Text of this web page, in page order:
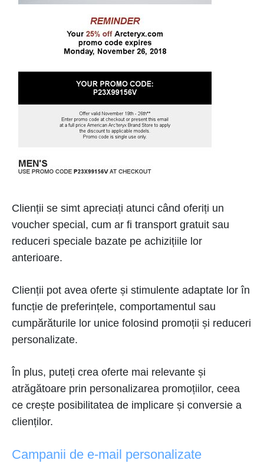
Clienții se simt apreciați atunci când oferiți un
voucher special, cum ar fi transport gratuit sau
reduceri speciale bazate pe achizițiile lor
anterioare.
Clienții pot avea oferte și stimulente adaptate lor în
funcție de preferințele, comportamentul sau
cumpărăturile lor unice folosind promoții și reduceri
personalizate.
În plus, puteți crea oferte mai relevante și
atrăgătoare prin personalizarea promoțiilor, ceea
ce crește posibilitatea de implicare și conversie a
clienților.
Campanii de e-mail personalizate